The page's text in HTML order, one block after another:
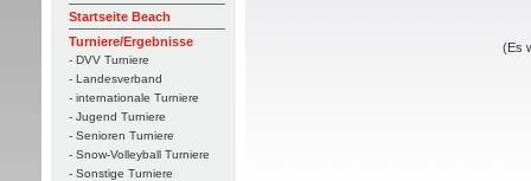
Startseite Beach
Turniere/Ergebnisse
- DVV Turniere
- Landesverband
- internationale Turniere
- Jugend Turniere
- Senioren Turniere
- Snow-Volleyball Turniere
- Sonstige Turniere
(Es